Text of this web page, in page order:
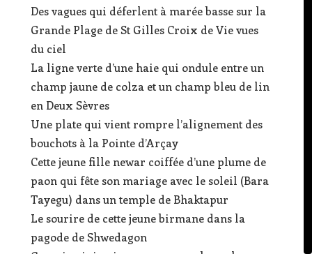
Des vagues qui déferlent à marée basse sur la
Grande Plage de St Gilles Croix de Vie vues
du ciel
La ligne verte d’une haie qui ondule entre un
champ jaune de colza et un champ bleu de lin
en Deux Sèvres
Une plate qui vient rompre l’alignement des
bouchots à la Pointe d’Arçay
Cette jeune fille newar coiffée d’une plume de
paon qui fête son mariage avec le soleil (Bara
Tayegu) dans un temple de Bhaktapur
Le sourire de cette jeune birmane dans la
pagode de Shwedagon